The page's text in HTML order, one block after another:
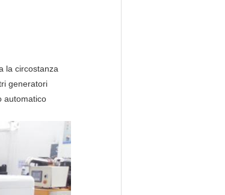
la circostanza
generatori
automatico